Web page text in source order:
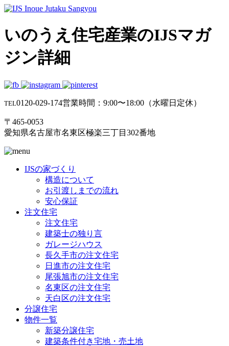
いのうえ住宅産業のIJSマガ
ジン詳細
TEL0120-029-174営業時間：9:00〜18:00（水曜日定休）
〒465-0053
愛知県名古屋市名東区極楽三丁目302番地
IJSの家づくり
構造について
お引渡しまでの流れ
安心保証
注文住宅
注文住宅
建築士の独り言
ガレージハウス
長久手市の注文住宅
日進市の注文住宅
尾張旭市の注文住宅
名東区の注文住宅
天白区の注文住宅
分譲住宅
物件一覧
新築分譲住宅
建築条件付き宅地・売土地